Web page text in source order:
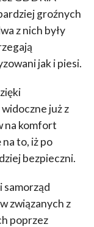
groźnych
z nich były
jak i piesi.
już z
na komfort
to, iż po
bezpieczni.
samorząd
związanych z
poprzez